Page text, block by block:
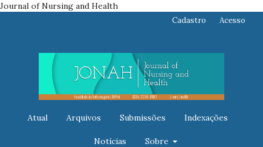
Journal of Nursing and Health
Atual Arquivos Submissões Indexações
Notícias Sobre
Cadastro Acesso